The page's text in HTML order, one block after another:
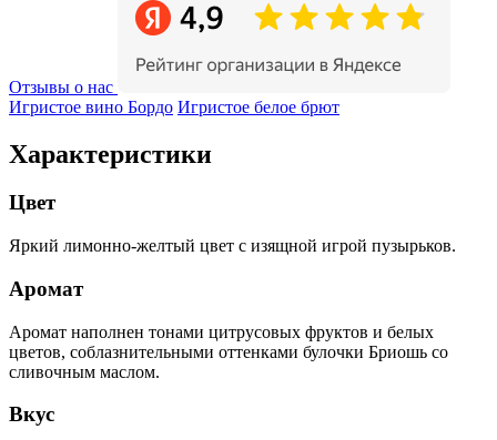
Отзывы о нас
Игристое вино Бордо Игристое белое брют
Характеристики
Цвет
Яркий лимонно-желтый цвет с изящной игрой пузырьков.
Аромат
Аромат наполнен тонами цитрусовых фруктов и белых
цветов, соблазнительными оттенками булочки Бриошь со
сливочным маслом.
Вкус